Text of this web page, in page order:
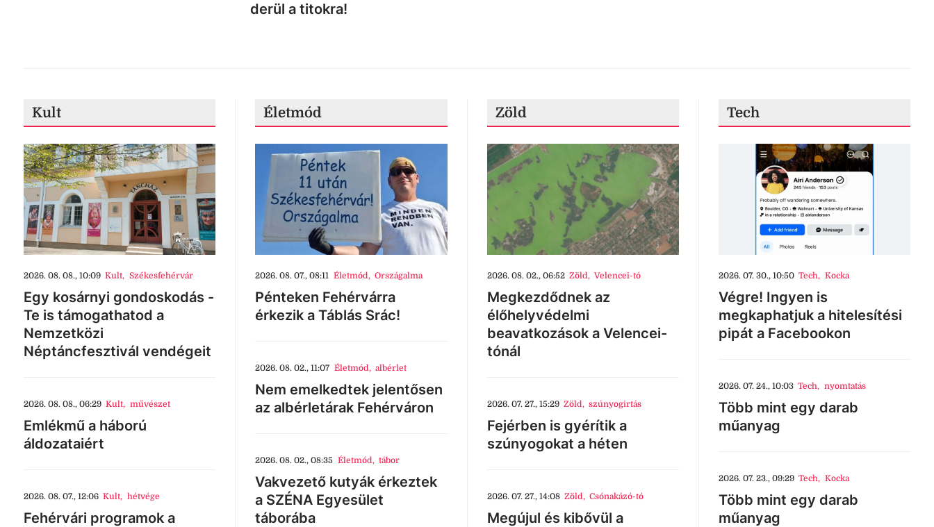
derül a titokra!
Kult
2026. 08. 08., 10:09 Kult, Székesfehérvár
Egy kosárnyi gondoskodás -
Te is támogathatod a
Nemzetközi
Néptáncfesztivál vendégeit
2026. 08. 08., 06:29 Kult, művészet
Emlékmű a háború
áldozataiért
2026. 08. 07., 12:06 Kult, hétvége
Fehérvári programok a
Életmód
2026. 08. 07., 08:11 Életmód, Országalma
Pénteken Fehérvárra
érkezik a Táblás Srác!
2026. 08. 02., 11:07 Életmód, albérlet
Nem emelkedtek jelentősen
az albérletárak Fehérváron
2026. 08. 02., 08:35 Életmód, tábor
Vakvezető kutyák érkeztek
a SZÉNA Egyesület
táborába
Zöld
2026. 08. 02., 06:52 Zöld, Velencei-tó
Megkezdődnek az
élőhelyvédelmi
beavatkozások a Velencei-
tónál
2026. 07. 27., 15:29 Zöld, szúnyogirtás
Fejérben is gyérítik a
szúnyogokat a héten
2026. 07. 27., 14:08 Zöld, Csónakázó-tó
Megújul és kibővül a
Tech
2026. 07. 30., 10:50 Tech, Kocka
Végre! Ingyen is
megkaphatjuk a hitelesítési
pipát a Facebookon
2026. 07. 24., 10:03 Tech, nyomtatás
Több mint egy darab
műanyag
2026. 07. 23., 09:29 Tech, Kocka
Több mint egy darab
műanyag